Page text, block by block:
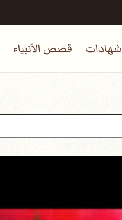
شهادات قصص الأنبياء